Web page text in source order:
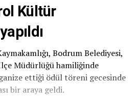
Kültür
Bodrum Belediyesi,
Müdürlüğü hamiliğinde
ettiği ödül töreni gecesinde
bir araya geldi.